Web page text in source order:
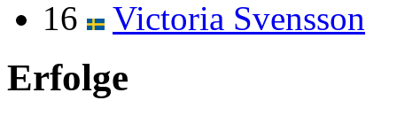
16 Victoria Svensson
Erfolge